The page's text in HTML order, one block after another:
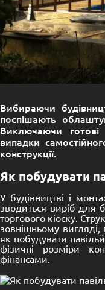
Вибираючи
поспішають
Виключаючи готові
випадки
конструкції.
Як побудувати
У будівництві і
зводиться виріб для
торгового кіоску.
зовнішньому вигляді,
як побудувати
фізичні розміри
фінансами.